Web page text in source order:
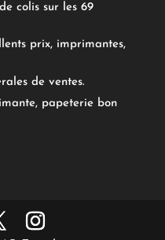
colis sur les 69
prix, imprimantes,
de ventes.
papeterie bon